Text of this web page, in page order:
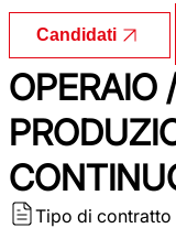
Candidati
OPERAIO
Tipo di contratto